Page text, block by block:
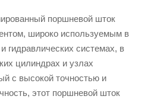
поршневой шток
широко используемым в
гидравлических системах, в
цилиндрах и узлах
с высокой точностью и
этот поршневой шток